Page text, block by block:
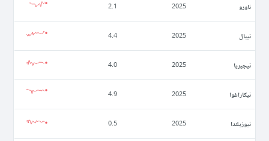
ناورو 2025
2.1
نيبال 2025
4.4
نيجيريا 2025
4.0
نيكاراغوا 2025
4.9
نيوزيلندا 2025
0.5